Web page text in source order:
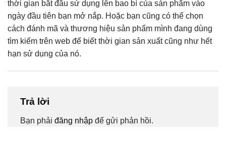
thời gian bắt đầu sử dụng lên bao bì của sản phẩm vào
ngày đầu tiên bạn mở nắp. Hoặc bạn cũng có thể chọn
cách đánh mã và thương hiệu sản phẩm mình đang dùng
tìm kiếm trên web để biết thời gian sản xuất cũng như hết
hạn sử dụng của nó.
Trả lời
Bạn phải đăng nhập để gửi phản hồi.